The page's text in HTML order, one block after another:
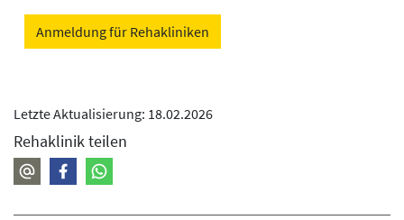
Anmeldung für Rehakliniken
Letzte Aktualisierung: 18.02.2026
Rehaklinik teilen